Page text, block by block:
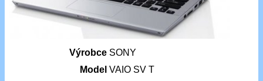
Výrobce SONY
Model VAIO SV T